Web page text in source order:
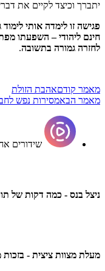
יתברך וכיצד לקיים את
פגישה זו לימדה אותי
חינם ליהודי – השפעתו
לחזרה גמורה בתשובה.
מאמר קודםאהבת הזולת
מאמר הבאמסירות נפש
שידורים
ניצל בנס - כמה דקות של
מעלת מצוות ציצית - בזכות